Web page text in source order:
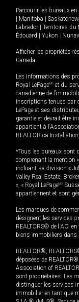
Parcourir les bureaux en
Manitoba
Labrador
Territoires du
Édouard
Yukon
Afficher les propriétés
Canada
Les informations des
Royal LePageMD et du
canadienne de
inscriptions tenues par
LePage et ses
garantie et devrait être
appartient à
REALTOR.ca
*Tous les bureaux sont
comprenant la mention
incluant sa division «
Valley Real Estate,
», « Royal LePageMD
appartiennent et sont
Les marques de
désignent les services
REALTORS® de l'ACI
biens immobiliers dans
REALTOR®,
déposées de
Association of
sont propriétaires. Les
distinguer les services
immobilier en tant que